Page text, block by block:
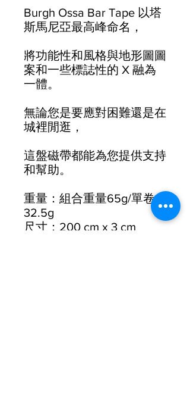
Burgh Ossa Bar Tape 以塔
斯馬尼亞最高峰命名，
將功能性和風格與地形圖圖
案和一些標誌性的 X 融為
一體。
無論您是要應對困難還是在
城裡閒逛，
這盤磁帶都能為您提供支持
和幫助。
重量：組合重量65g/單卷
32.5g
尺寸：200 cm x 3 cm